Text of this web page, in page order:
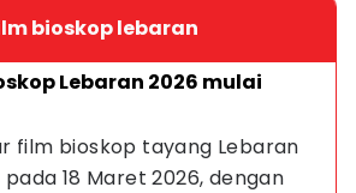
bioskop lebaran
Lebaran 2026 mulai
film bioskop tayang Lebaran
18 Maret 2026, dengan